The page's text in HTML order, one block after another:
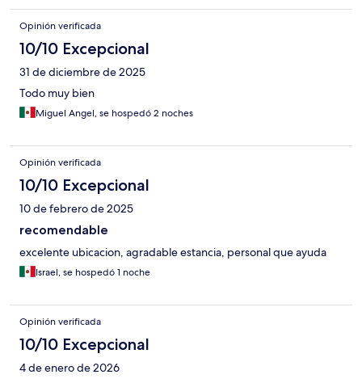
Opinión verificada
10/10 Excepcional
31 de diciembre de 2025
Todo muy bien
Miguel Angel, se hospedó 2 noches
Opinión verificada
10/10 Excepcional
10 de febrero de 2025
recomendable
excelente ubicacion, agradable estancia, personal que ayuda
Israel, se hospedó 1 noche
Opinión verificada
10/10 Excepcional
4 de enero de 2026